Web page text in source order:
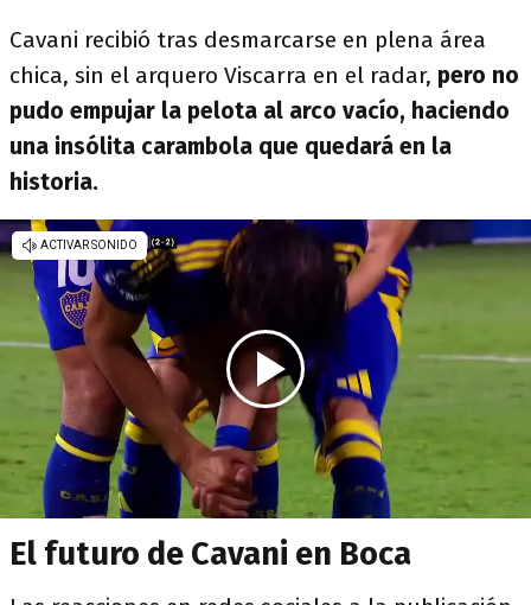
Cavani recibió tras desmarcarse en plena área
chica, sin el arquero Viscarra en el radar, pero no
pudo empujar la pelota al arco vacío, haciendo
una insólita carambola que quedará en la
historia.
El futuro de Cavani en Boca